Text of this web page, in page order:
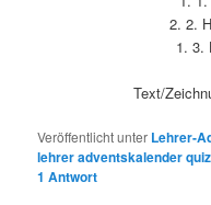
2. 2.
1. 3.
Text/
Veröffentlicht unter Lehrer-
lehrer adventskalender
1 Antwort